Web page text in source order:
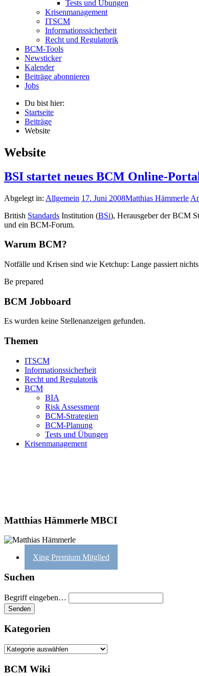
Tests und Übungen
Krisenmanagement
ITSCM
Informationssicherheit
Recht und Regulatorik
BCM-Tools
Newsticker
Kalender
Beiträge abonnieren
Jobs
Du bist hier:
Startseite
Beiträge
Website
Website
BSI startet neues BCM Online-
Abgelegt in: Allgemein 17. Juni 2008Matthias Hämmerle
British Standards Institution (BSi), Herausgeber der BCM
und ein BCM-Forum.
Warum BCM?
Notfälle und Krisen sind wie Ketchup: Lange passiert
Be prepared
BCM Jobboard
Es wurden keine Stellenanzeigen gefunden.
Themen
ITSCM
Informationssicherheit
Recht und Regulatorik
BCM
BIA
Risk Assessment
BCM-Strategien
BCM-Planung
Tests und Übungen
Krisenmanagement
Matthias Hämmerle MBCI
Xing Premium Mitglied
Suchen
Begriff eingeben…
Kategorien
Kategorien
BCM Wiki